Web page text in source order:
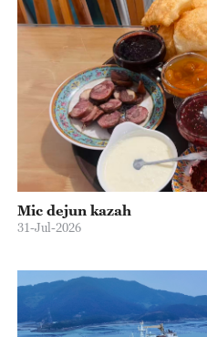
Mic dejun kazah
31-Jul-2026